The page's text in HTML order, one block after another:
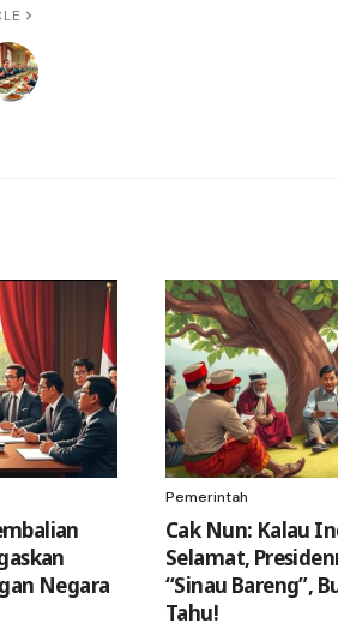
Negara
Pemerintah
Cak Nun: Kalau
Selamat,
“Sinau Bareng”,
Tahu!